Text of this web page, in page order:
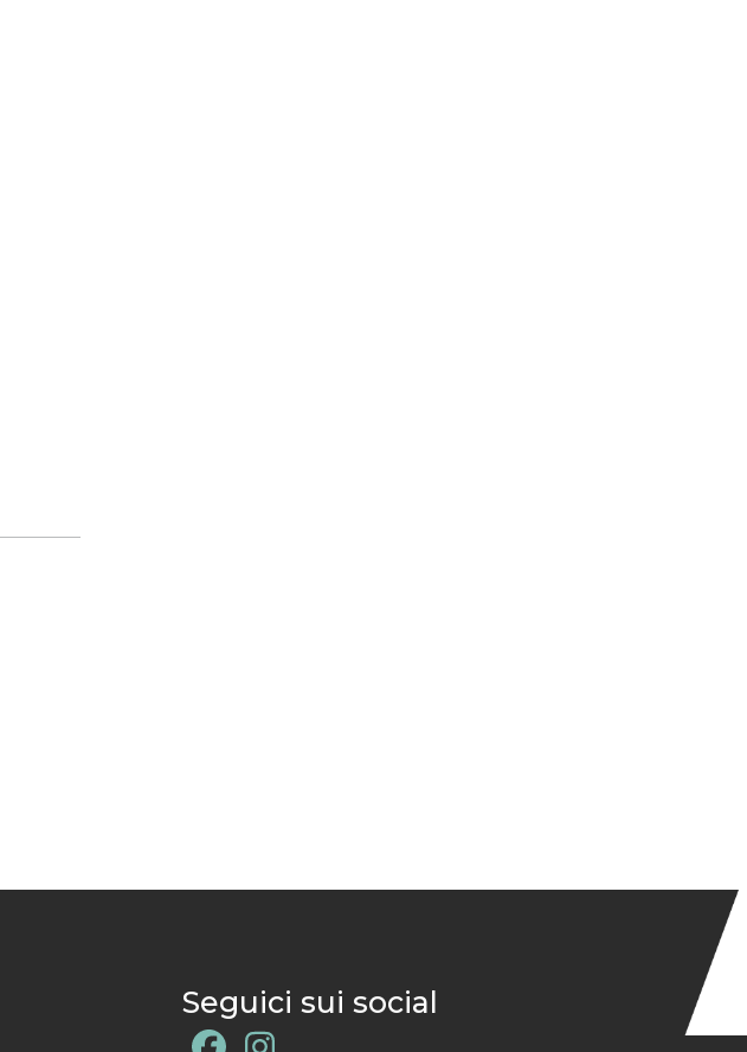
Seguici sui social